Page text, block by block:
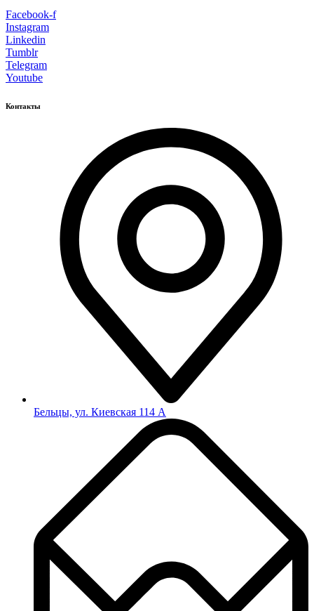
Facebook-f
Instagram
Linkedin
Tumblr
Telegram
Youtube
Контакты
Бельцы, ул. Киевская 114 А